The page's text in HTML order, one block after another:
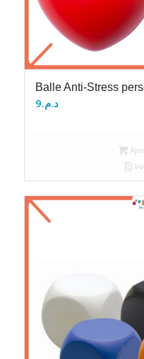
Balle Anti-Stress
د.م.9